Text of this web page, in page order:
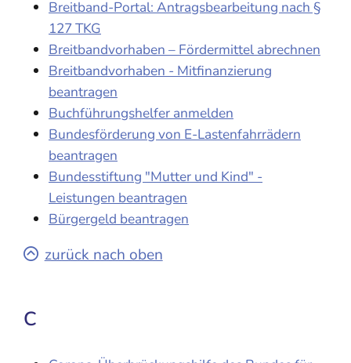
Breitband-Portal: Antragsbearbeitung nach §
127 TKG
Breitbandvorhaben – Fördermittel abrechnen
Breitbandvorhaben - Mitfinanzierung
beantragen
Buchführungshelfer anmelden
Bundesförderung von E-Lastenfahrrädern
beantragen
Bundesstiftung "Mutter und Kind" -
Leistungen beantragen
Bürgergeld beantragen
zurück nach oben
C